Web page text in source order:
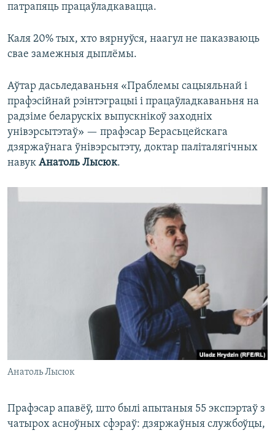
патрапяць працаўладкавацца.
Каля 20% тых, хто вярнуўся, наагул не паказваюць
свае замежныя дыплёмы.
Аўтар дасьледаваньня «Праблемы сацыяльнай і
прафэсійнай рэінтэграцыі і працаўладкаваньня на
радзіме беларускіх выпускнікоў заходніх
унівэрсытэтаў» — прафэсар Берасьцейскага
дзяржаўнага ўнівэрсытэту, доктар паліталягічных
навук Анатоль Лысюк.
Анатоль Лысюк
Прафэсар апавёў, што былі апытаныя 55 экспэртаў з
чатырох асноўных сфэраў: дзяржаўныя службоўцы,